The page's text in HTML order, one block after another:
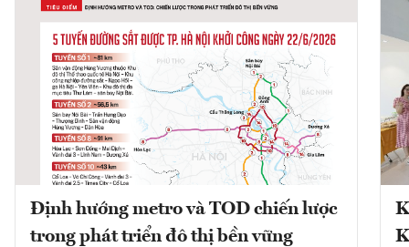
Định hướng metro và TOD chiến lược
trong phát triển đô thị bền vững